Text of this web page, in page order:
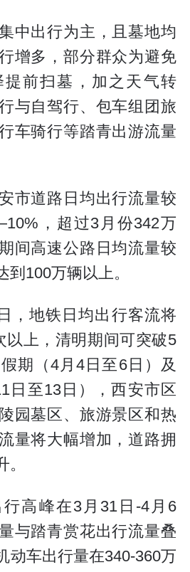
中出行为主，且墓地均
增多，部分群众为避免
提前扫墓，加之天气转
与自驾行、包车组团旅
车骑行等踏青出游流量
市道路日均出行流量较
，超过3月份342万
间高速公路日均流量较
100万辆以上。
，地铁日均出行客流将
以上，清明期间可突破5
期（4月4日至6日）及
日至13日），西安市区
园墓区、旅游景区和热
量将大幅增加，道路拥
高峰在3月31日-4月6
与踏青赏花出行流量叠
动车出行量在340-360万